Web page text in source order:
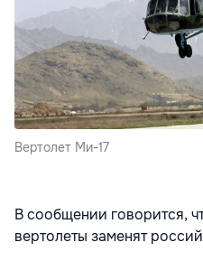
Вертолет Ми-17
В сообщении говорится,
вертолеты заменят